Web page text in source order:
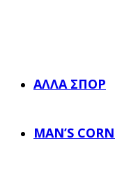
ΆΛΛΑ ΣΠΟΡ
MAN’S